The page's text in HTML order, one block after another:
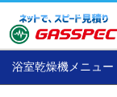
浴室乾燥機メニュー